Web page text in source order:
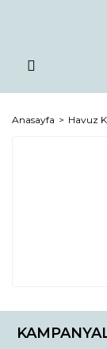
Anasayfa Havuz